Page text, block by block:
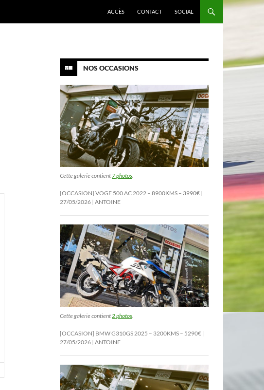
ACCÈS CONTACT SOCIAL
NOS OCCASIONS
Cette galerie contient 7 photos.
[OCCASION] VOGE 500 AC 2022 – 8900KMS – 3990€
27/05/2026 ANTOINE
Cette galerie contient 2 photos
[OCCASION] BMW G310GS 2025 – 3200KMS – 5290€
27/05/2026 ANTOINE